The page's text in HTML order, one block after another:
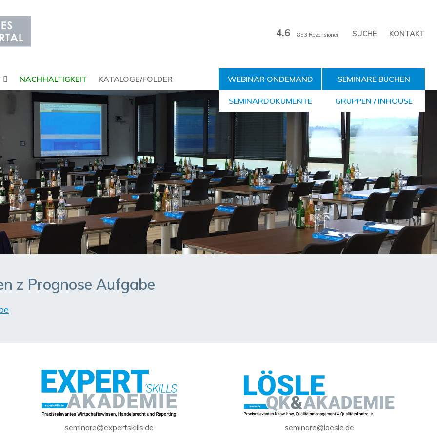
KONTAKT
4.6 853 Rezensionen
NACHHALTIGKEIT KATALOGE/FOLDER WEBINAR ONDEMAND
SEMINARDOKUMENTE
SEMINARE BUCHEN
GRUPPEN / INHOUSE
z Prognose Aufgabe
seminare@expertskills.de seminare@loesle.de